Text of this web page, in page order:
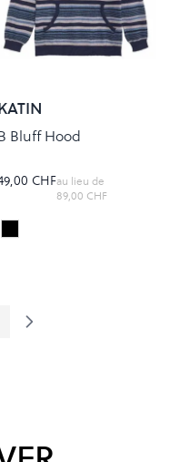
Bluff Hood
CHFau lieu de
89,00 CHF
Colour
Black Wash
reading page